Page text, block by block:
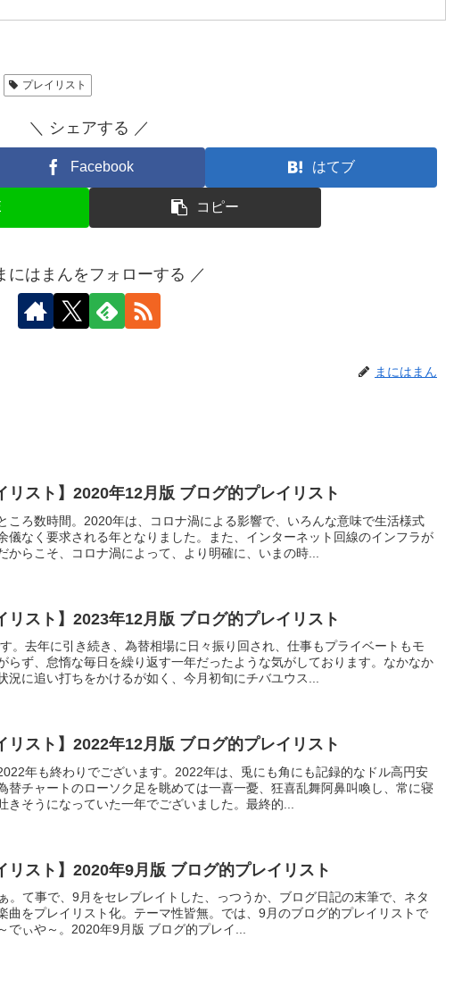
プレイリスト
＼ シェアする ／
Facebook はてブ
コピー
にはまんをフォローする ／
まにはまん
リスト】2020年12月版 ブログ的プレイリスト
ころ数時間。2020年は、コロナ渦による影響で、いろんな意味で生活様式
儀なく要求される年となりました。また、インターネット回線のインフラが
からこそ、コロナ渦によって、より明確に、いまの時...
リスト】2023年12月版 ブログ的プレイリスト
。去年に引き続き、為替相場に日々振り回され、仕事もプライベートもモ
らず、怠惰な毎日を繰り返す一年だったような気がしております。なかなか
況に追い打ちをかけるが如く、今月初旬にチバユウス...
リスト】2022年12月版 ブログ的プレイリスト
年も終わりでございます。2022年は、兎にも角にも記録的なドル高円安
替チャートのローソク足を眺めては一喜一憂、狂喜乱舞阿鼻叫喚し、常に寝
きそうになっていた一年でございました。最終的...
リスト】2020年9月版 ブログ的プレイリスト
。て事で、9月をセレブレイトした、っつうか、ブログ日記の末筆で、ネタ
曲をプレイリスト化。テーマ性皆無。では、9月のブログ的プレイリストで
でぃや～。2020年9月版 ブログ的プレイ...